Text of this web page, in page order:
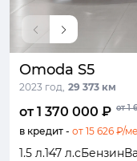
Omoda S5
2023 год, 29 373 км
от 1 370 000 ₽ от 1
в кредит - от 15 626 ₽/
1.5 л.147 л.сБензин